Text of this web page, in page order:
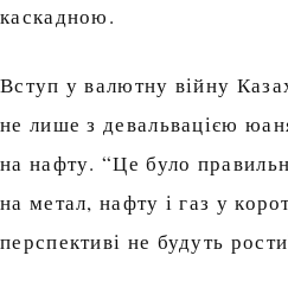
каскадною.
Вступ у валютну війну
не лише з девальвацією
на нафту. “Це було
на метал, нафту і газ у
перспективі не будуть